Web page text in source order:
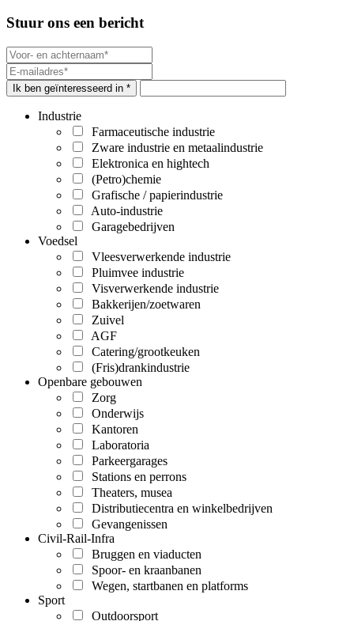
Stuur ons een bericht
Ik ben geïnteresseerd in *
Industrie
Farmaceutische industrie
Zware industrie en metaalindustrie
Elektronica en hightech
(Petro)chemie
Grafische / papierindustrie
Auto-industrie
Garagebedrijven
Voedsel
Vleesverwerkende industrie
Pluimvee industrie
Visverwerkende industrie
Bakkerijen/zoetwaren
Zuivel
AGF
Catering/grootkeuken
(Fris)drankindustrie
Openbare gebouwen
Zorg
Onderwijs
Kantoren
Laboratoria
Parkeergarages
Stations en perrons
Theaters, musea
Distributiecentra en winkelbedrijven
Gevangenissen
Civil-Rail-Infra
Bruggen en viaducten
Spoor- en kraanbanen
Wegen, startbanen en platforms
Sport
Outdoorsport